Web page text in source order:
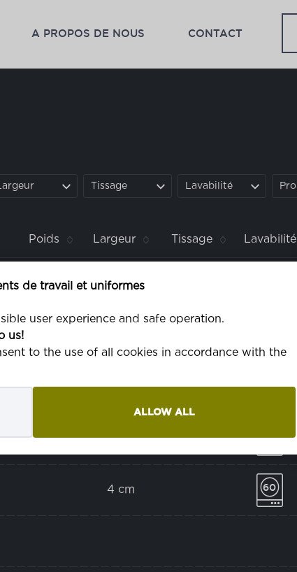
de travail et uniformes
user experience and safe operation.
us!
to the use of all cookies in accordance with the
ALLOW ALL
A PROPOS DE NOUS CONTACT
Tissage Lavabilité
Poids Largeur Tissage Lavabilité
3 cm
4 cm
4 cm